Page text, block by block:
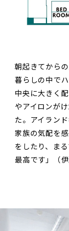
朝起きてから
暮らしの中で
中央に大きく
やアイロンが
た。アイラン
家族の気配を
をしたり、ま
最高です」（伊